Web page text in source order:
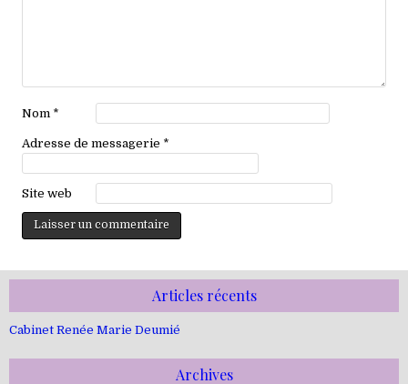
Nom *
Adresse de messagerie *
Site web
Articles récents
Cabinet Renée Marie Deumié
Archives